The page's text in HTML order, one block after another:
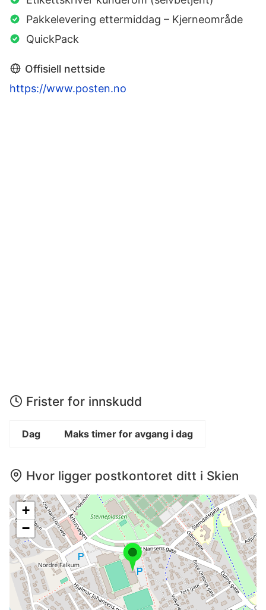
Pakkelevering ettermiddag – Kjerneområde
QuickPack
Offisiell nettside
https://www.posten.no
Frister for innskudd
Dag Maks timer for avgang i dag
Hvor ligger postkontoret ditt i Skien
+
−